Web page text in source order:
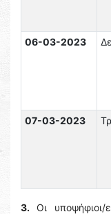
06-03-2023
07-03-2023
3. Οι